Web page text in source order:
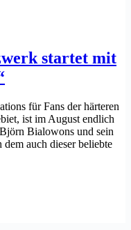
startet mit
für Fans der härteren
ist im August endlich
Bialowons und sein
auch dieser beliebte